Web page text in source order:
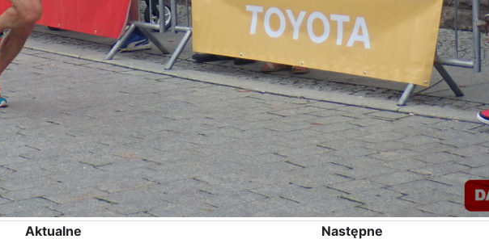
Aktualne Następne